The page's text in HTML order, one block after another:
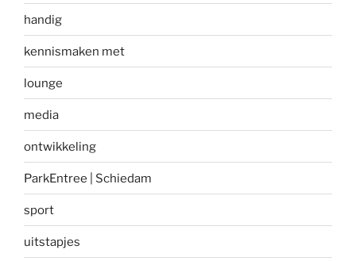
handig
kennismaken met
lounge
media
ontwikkeling
ParkEntree | Schiedam
sport
uitstapjes